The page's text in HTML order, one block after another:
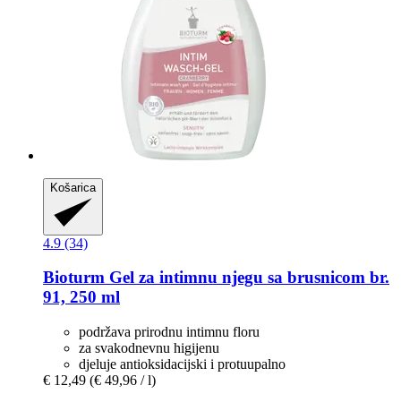
Košarica
4.9 (34)
Bioturm Gel za intimnu njegu sa brusnicom br.
91, 250 ml
podržava prirodnu intimnu floru
za svakodnevnu higijenu
djeluje antioksidacijski i protuupalno
€ 12,49 (€ 49,96 / l)